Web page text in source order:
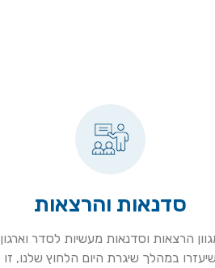
סדנאות והרצאות
הרצאות וסדנאות מעשיות לסדר וארגון
שיעזרו במהלך שיגרת היום הלחוץ שלנו, זו